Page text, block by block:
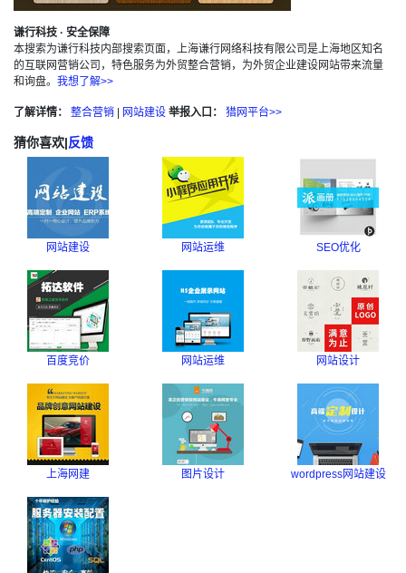
谦行科技 · 安全保障
本搜索为谦行科技内部搜索页面，上海谦行网络科技有限公司是上海地区知名
的互联网营销公司，特色服务为外贸整合营销，为外贸企业建设网站带来流量
和询盘。 我想了解>>
了解详情： 整合营销 网站建设 举报入口： 猎网平台>>
猜你喜欢|反馈
网站建设 网站运维 SEO优化
百度竞价 网站运维 网站设计
上海网建 图片设计 wordpress网站建设